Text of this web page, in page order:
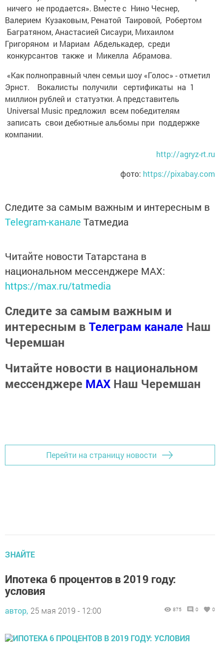
ничего не продается». Вместе с Нино Чеснер,
Валерием Кузаковым, Ренатой Таировой, Робертом
Багратяном, Анастасией Сисаури, Михаилом
Григоряном и Мариам Абделькадер, среди
конкурсантов также и Микелла Абрамова.
«Как полноправный член семьи шоу «Голос» - отметил
Эрнст. Вокалисты получили сертификаты на 1
миллион рублей и статуэтки. А представитель
Universal Music предложил всем победителям
записать свои дебютные альбомы при поддержке
компании.
http://agryz-rt.ru
фото: https://pixabay.com
Следите за самым важным и интересным в
Telegram-канале Татмедиа
Читайте новости Татарстана в
национальном мессенджере MАХ:
https://max.ru/tatmedia
Следите за самым важным и
интересным в Телеграм канале Наш
Черемшан
Читайте новости в национальном
мессенджере MАХ Наш Черемшан
Перейти на страницу новости
ЗНАЙТЕ
Ипотека 6 процентов в 2019 году:
условия
автор, 25 мая 2019 - 12:00 875 0 0